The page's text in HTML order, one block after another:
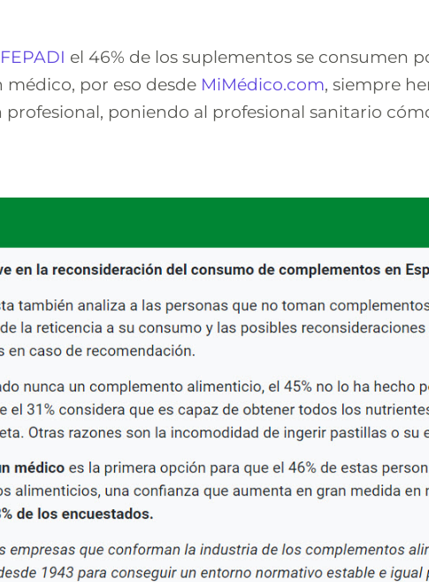
el 46% de los suplementos se consumen
por eso desde MiMédico.com, siempre
poniendo al profesional sanitario